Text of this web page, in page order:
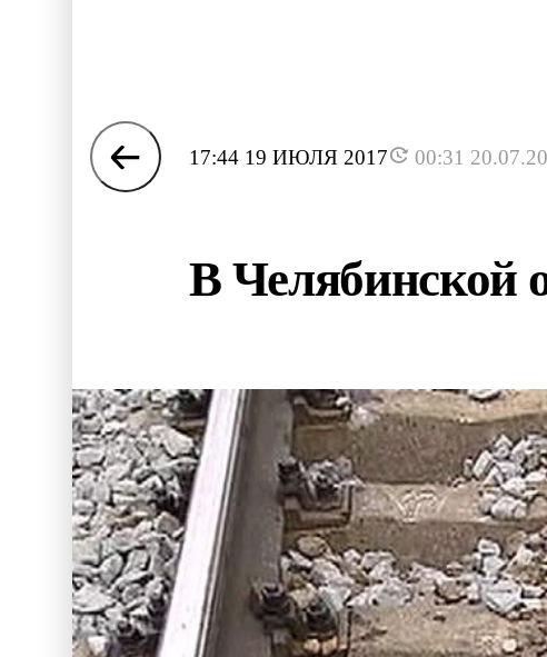
17:44 19 ИЮЛЯ 2017 00:31
В Челябинской